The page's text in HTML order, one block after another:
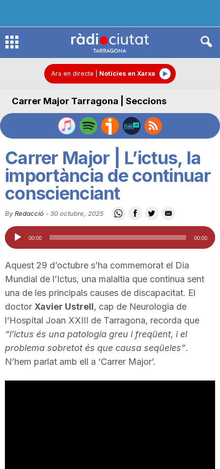
R
d
C
u
t
a
Ara en directe Notícies en Xarxa
Carrer Major Tarragona | Seccions
Carrer Major | L’ictus, la
importància de continuar
conscienciant
By Redacció -30 octubre, 2025
Reproductor
d'àudio
00:00 00:00
Aquest 29 d’octubre s’ha commemorat el Dia
Mundial de l’Ictus, una malaltia que continua sent
una de les principals causes de discapacitat. El
doctor Xavier Ustrell, cap de Neurologia de
l’Hospital Joan XXIII de Tarragona, recorda que
“l’ictus és una patologia greu i freqüent, i el
problema sobretot és que causa seqüeles”.
N’hem parlat amb ell a ‘Carrer Major’.